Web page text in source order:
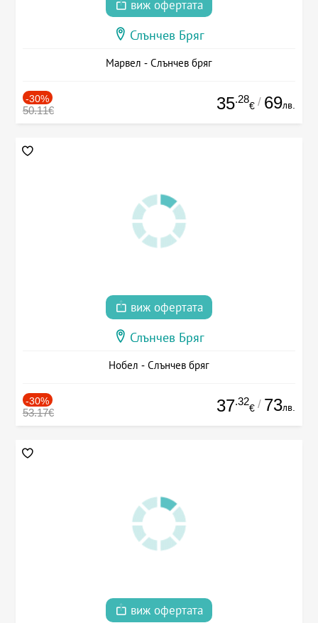
виж офертата
Слънчев Бряг
Марвел - Слънчев бряг
-30%
50.11€ 35.28
€ / 69лв.
виж офертата
Слънчев Бряг
Нобел - Слънчев бряг
-30%
53.17€ 37.32
€ / 73лв.
виж офертата